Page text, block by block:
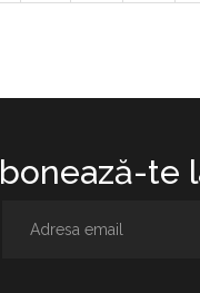
te